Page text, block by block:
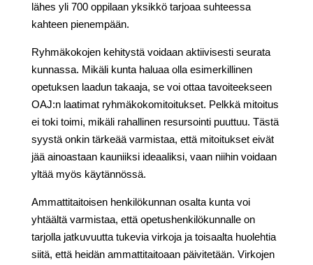
lähes yli 700 oppilaan yksikkö tarjoaa suhteessa
kahteen pienempään.
Ryhmäkokojen kehitystä voidaan aktiivisesti seurata
kunnassa. Mikäli kunta haluaa olla esimerkillinen
opetuksen laadun takaaja, se voi ottaa tavoiteekseen
OAJ:n laatimat ryhmäkokomitoitukset. Pelkkä mitoitus
ei toki toimi, mikäli rahallinen resursointi puuttuu. Tästä
syystä onkin tärkeää varmistaa, että mitoitukset eivät
jää ainoastaan kauniiksi ideaaliksi, vaan niihin voidaan
yltää myös käytännössä.
Ammattitaitoisen henkilökunnan osalta kunta voi
yhtäältä varmistaa, että opetushenkilökunnalle on
tarjolla jatkuvuutta tukevia virkoja ja toisaalta huolehtia
siitä, että heidän ammattitaitoaan päivitetään. Virkojen